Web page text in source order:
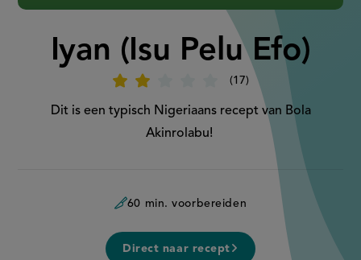
Iyan (Isu Pelu Efo)
17
'Iyan
(Isu
Pelu
Efo)'
Dit is een typisch Nigeriaans recept van Bola
Akinrolabu!
60 min. voorbereiden
Direct naar recept